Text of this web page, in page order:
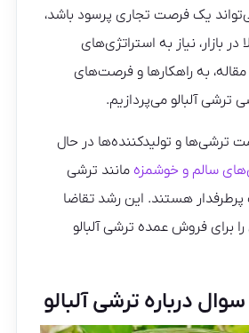
یک فرصت تجاری پرسود باشد،
در بازار، نیاز به استراتژی‌های
به راهکارها و فرصت‌های
ترشی آلبالو می‌پردازیم.
ترشی‌ها و تولیدکننده‌ها در حال
سالم و خوشمزه مانند ترشی
پرطرفدار هستند. این رشد تقاضا
برای فروش عمده ترشی آلبالو
درباره ترشی آلبالو